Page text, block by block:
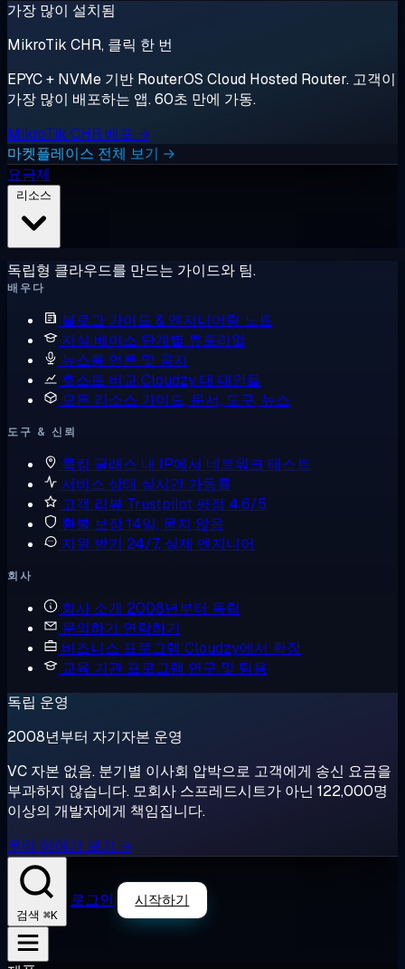
가장 많이 설치됨
MikroTik CHR, 클릭 한 번
EPYC + NVMe 기반 RouterOS Cloud Hosted Router. 고객이
가장 많이 배포하는 앱. 60초 만에 가동.
MikroTik CHR 배포 →
마켓플레이스 전체 보기 →
요금제
독립형 클라우드를 만드는 가이드와 팀.
배우다
블로그 가이드 & 엔지니어링 노트
지식 베이스 단계별 튜토리얼
뉴스룸 언론 및 공지
호스트 비교 Cloudzy 대 대안들
모든 리소스 가이드, 문서, 도구, 뉴스
도구 & 신뢰
룩킹 글래스 내 IP에서 네트워크 테스트
서비스 상태 실시간 가동률
고객 리뷰 Trustpilot 평점 4.6/5
환불 보장14일, 묻지 않음
지원 받기 24/7, 실제 엔지니어
회사
회사 소개 2008년부터 독립
문의하기 연락하기
비즈니스 프로그램 Cloudzy에서 확장
교육 기관 프로그램 연구 및 팀용
독립 운영
2008년부터 자기자본 운영
VC 자본 없음. 분기별 이사회 압박으로 고객에게 송신 요금을
부과하지 않습니다. 모회사 스프레드시트가 아닌 122,000명
이상의 개발자에게 책임집니다.
우리 이야기 보기 →
검색 ⌘K
로그인 시작하기